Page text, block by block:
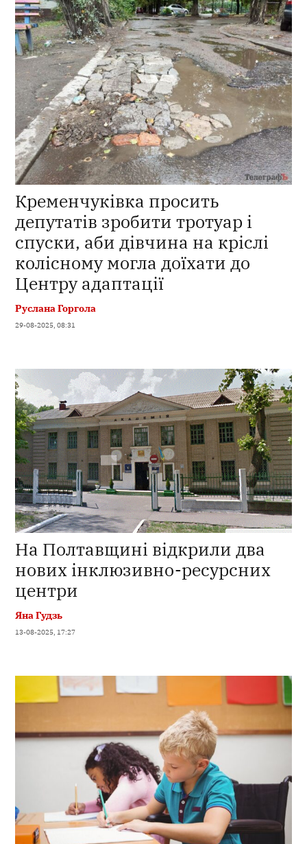
Кременчуківка просить
депутатів зробити тротуар і
спуски, аби дівчина на кріслі
колісному могла доїхати до
Центру адаптації
Руслана Горгола
29-08-2025, 08:31
На Полтавщині відкрили два
нових інклюзивно-ресурсних
центри
Яна Гудзь
13-08-2025, 17:27